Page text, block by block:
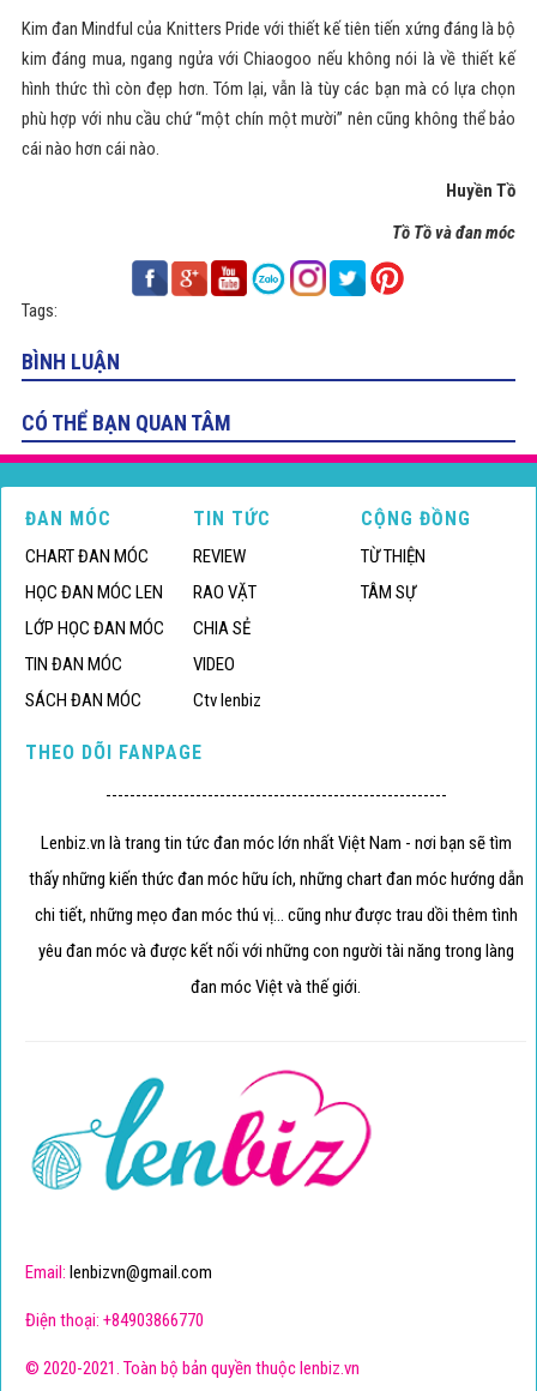
Kim đan Mindful của Knitters Pride với thiết kế tiên tiến xứng đáng là bộ
kim đáng mua, ngang ngửa với Chiaogoo nếu không nói là về thiết kế
hình thức thì còn đẹp hơn. Tóm lại, vẫn là tùy các bạn mà có lựa chọn
phù hợp với nhu cầu chứ “một chín một mười” nên cũng không thể bảo
cái nào hơn cái nào.
Huyền Tồ
Tồ Tồ và đan móc
Tags:
BÌNH LUẬN
CÓ THỂ BẠN QUAN TÂM
ĐAN MÓC
CHART ĐAN MÓC
HỌC ĐAN MÓC LEN
LỚP HỌC ĐAN MÓC
TIN ĐAN MÓC
SÁCH ĐAN MÓC
TIN TỨC
REVIEW
RAO VẶT
CHIA SẺ
VIDEO
Ctv lenbiz
CỘNG ĐỒNG
TỪ THIỆN
TÂM SỰ
THEO DÕI FANPAGE
---------------------------------------------------------
Lenbiz.vn là trang tin tức đan móc lớn nhất Việt Nam - nơi bạn sẽ tìm
thấy những kiến thức đan móc hữu ích, những chart đan móc hướng dẫn
chi tiết, những mẹo đan móc thú vị... cũng như được trau dồi thêm tình
yêu đan móc và được kết nối với những con người tài năng trong làng
đan móc Việt và thế giới.
Email:lenbizvn@gmail.com
Điện thoại: +84903866770
© 2020-2021. Toàn bộ bản quyền thuộc lenbiz.vn